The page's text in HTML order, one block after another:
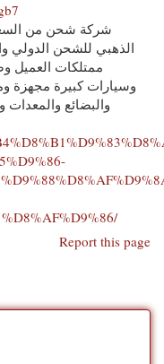
شركة شحن من
الذهبي للشحن الدولي
ممتلكات العميل
وسيارات كبيرة مجهزة
والبضائع والمعدات
Report this page